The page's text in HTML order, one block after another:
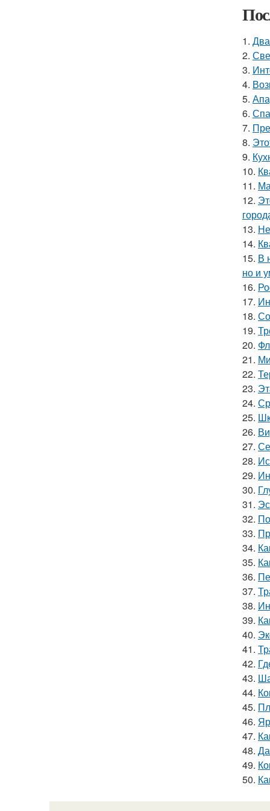
1.
2.
3.
4.
5.
6.
7.
8.
9.
10.
11.
12.
13.
14.
15. В
но и
16.
17.
18.
19.
20.
21.
22.
23.
24.
25.
26.
27.
28.
29.
30.
31.
32.
33.
34.
35.
36.
37.
38.
39.
40.
41.
42.
43.
44.
45.
46.
47.
48.
49.
50.